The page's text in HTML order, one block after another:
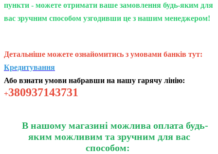
пункти - можете отримати ваше замовлення будь-яким для
вас зручним способом узгодивши це з нашим менеджером!
Детальніше можете ознайомитись з умовами банків тут:
Кредитування
Або взнати умови набравши на нашу гарячу лінію:
+380937143731
В нашому магазині можлива оплата будь-
яким можливим та зручним для вас
способом: